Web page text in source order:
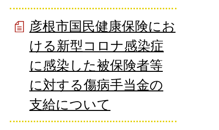
彦根市国民健康保険にお
ける新型コロナ感染症
に感染した被保険者等
に対する傷病手当金の
支給について